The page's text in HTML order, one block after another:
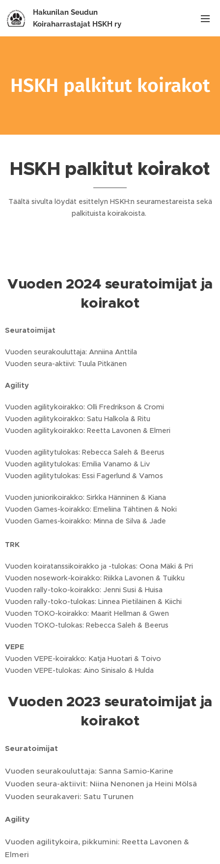
Hakunilan Seudun
Koiraharrastajat HSKH ry
HSKH palkitut koirakot
HSKH palkitut koirakot
Täältä sivulta löydät esittelyn HSKH:n seuramestareista sekä
palkituista koirakoista.
Vuoden 2024 seuratoimijat ja
koirakot
Seuratoimijat
Vuoden seurakouluttaja: Anniina Anttila
Vuoden seura-aktiivi: Tuula Pitkänen
Agility
Vuoden agilitykoirakko: Olli Fredrikson & Cromi
Vuoden agilitykoirakko: Satu Halkola & Ritu
Vuoden agilitykoirakko: Reetta Lavonen & Elmeri
Vuoden agilitytulokas: Rebecca Saleh & Beerus
Vuoden agilitytulokas: Emilia Vanamo & Liv
Vuoden agilitytulokas: Essi Fagerlund & Vamos
Vuoden juniorikoirakko: Sirkka Hänninen & Kiana
Vuoden Games-koirakko: Emeliina Tähtinen & Noki
Vuoden Games-koirakko: Minna de Silva & Jade
TRK
Vuoden koiratanssikoirakko ja -tulokas: Oona Mäki & Pri
Vuoden nosework-koirakko: Riikka Lavonen & Tuikku
Vuoden rally-toko-koirakko: Jenni Susi & Huisa
Vuoden rally-toko-tulokas: Linnea Pietiläinen & Kiichi
Vuoden TOKO-koirakko: Maarit Hellman & Gwen
Vuoden TOKO-tulokas: Rebecca Saleh & Beerus
VEPE
Vuoden VEPE-koirakko: Katja Huotari & Toivo
Vuoden VEPE-tulokas: Aino Sinisalo & Hulda
Vuoden 2023 seuratoimijat ja
koirakot
Seuratoimijat
Vuoden seurakouluttaja: Sanna Samio-Karine
Vuoden seura-aktiivit: Niina Nenonen ja Heini Mölsä
Vuoden seurakaveri: Satu Turunen
Agility
Vuoden agilitykoira, pikkumini: Reetta Lavonen &
Elmeri